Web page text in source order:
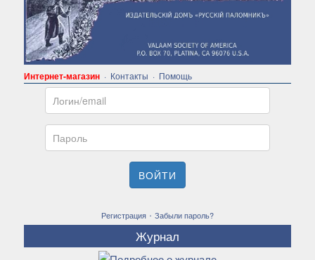
Интернет-магазин· Контакты · Помощь
Email
Пароль
ВОЙТИ
Регистрация· Забыли пароль?
Журнал